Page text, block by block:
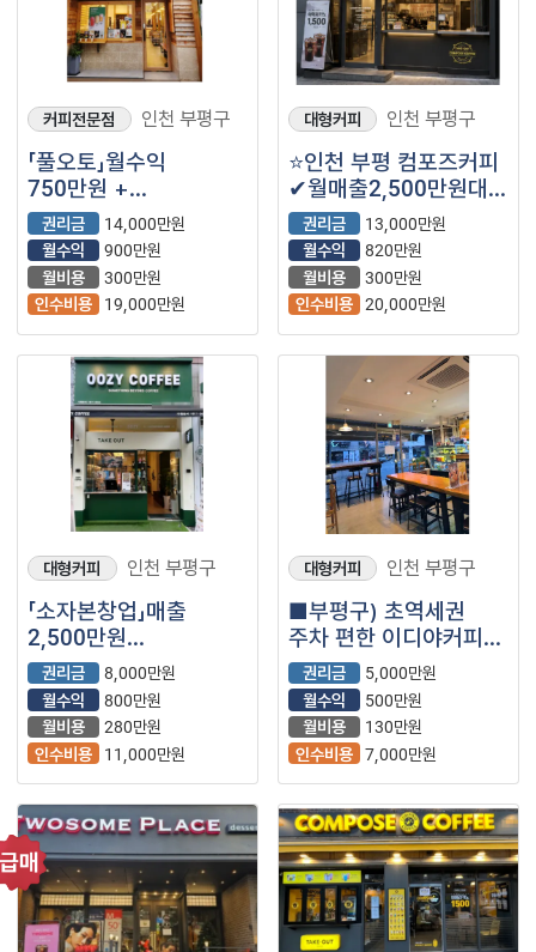
커피전문점 인천 부평구
「풀오토」월수익
750만원 +
@【텐퍼센트커피】
권리금
14,000만원
월수익
900만원
월비용
300만원
인수비용
19,000만원
대형커피 인천 부평구
⭐인천 부평 컴포즈커피
✔월매출2,500만원대
✔월수익820만원대
권리금
13,000만원
월수익
820만원
월비용
300만원
인수비용 20,000만원
대형커피 인천 부평구
「소자본창업」매출
2,500만원
【우지커피】
권리금
8,000만원
월수익
800만원
월비용
280만원
인수비용
11,000만원
대형커피 인천 부평구
■부평구) 초역세권
주차 편한 이디야커피
매장을 소개합니다.■
권리금
5,000만원
월수익
500만원
월비용
130만원
인수비용 7,000만원